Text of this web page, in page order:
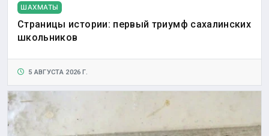
ШАХМАТЫ
Страницы истории: первый триумф сахалинских
школьников
5 АВГУСТА 2026 Г.